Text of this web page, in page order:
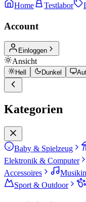
Home Testlabor
Account
Einloggen
Ansicht
Hell Dunkel
Kategorien
Baby & Spielzeug
Elektronik & Computer
Accessoires
Sport & Outdoor